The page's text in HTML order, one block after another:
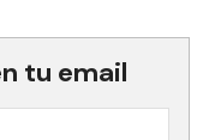
tu email